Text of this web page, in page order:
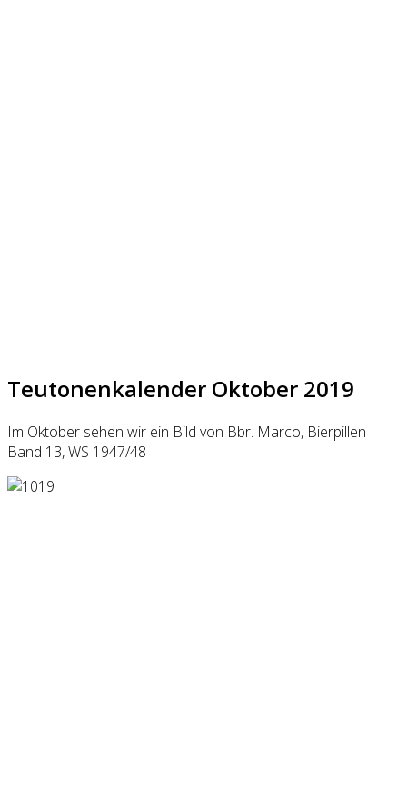
Teutonenkalender Oktober 2019
Im Oktober sehen wir ein Bild von Bbr. Marco, Bierpillen
Band 13, WS 1947/48